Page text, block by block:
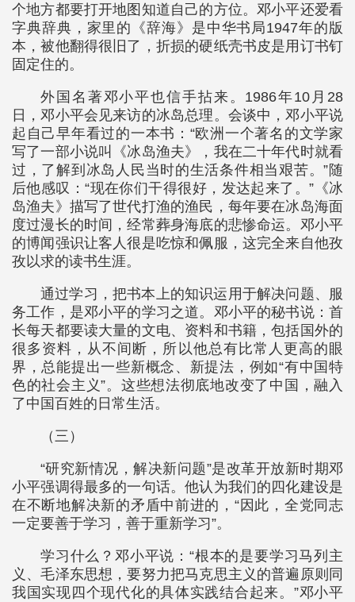
个地方都要打开地图知道自己的方位。邓小平还爱看
字典辞典，家里的《辞海》是中华书局1947年的版
本，被他翻得很旧了，折损的硬纸壳书皮是用订书钉
固定住的。
外国名著邓小平也信手拈来。1986年10月28
日，邓小平会见来访的冰岛总理。会谈中，邓小平说
起自己早年看过的一本书：“欧洲一个著名的文学家
写了一部小说叫《冰岛渔夫》，我在二十年代时就看
过，了解到冰岛人民当时的生活条件相当艰苦。”随
后他感叹：“现在你们干得很好，发达起来了。”《冰
岛渔夫》描写了世代打渔的渔民，每年要在冰岛海面
度过漫长的时间，经常葬身海底的悲惨命运。邓小平
的博闻强识让客人很是吃惊和佩服，这完全来自他孜
孜以求的读书生涯。
通过学习，把书本上的知识运用于解决问题、服
务工作，是邓小平的学习之道。邓小平的秘书说：首
长每天都要读大量的文电、资料和书籍，包括国外的
很多资料，从不间断，所以他总有比常人更高的眼
界，总能提出一些新概念、新提法，例如“有中国特
色的社会主义”。这些想法彻底地改变了中国，融入
了中国百姓的日常生活。
（三）
“研究新情况，解决新问题”是改革开放新时期邓
小平强调得最多的一句话。他认为我们的四化建设是
在不断地解决新的矛盾中前进的，“因此，全党同志
一定要善于学习，善于重新学习”。
学习什么？邓小平说：“根本的是要学习马列主
义、毛泽东思想，要努力把马克思主义的普遍原则同
我国实现四个现代化的具体实践结合起来。”邓小平